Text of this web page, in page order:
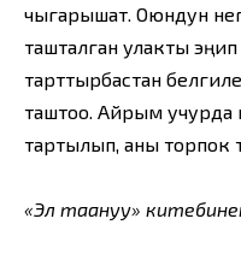
чыгарышат. Оюндун
ташталган улакты
тарттырбастан
таштоо. Айрым учурда
тартылып, аны торпок
«Эл таануу»